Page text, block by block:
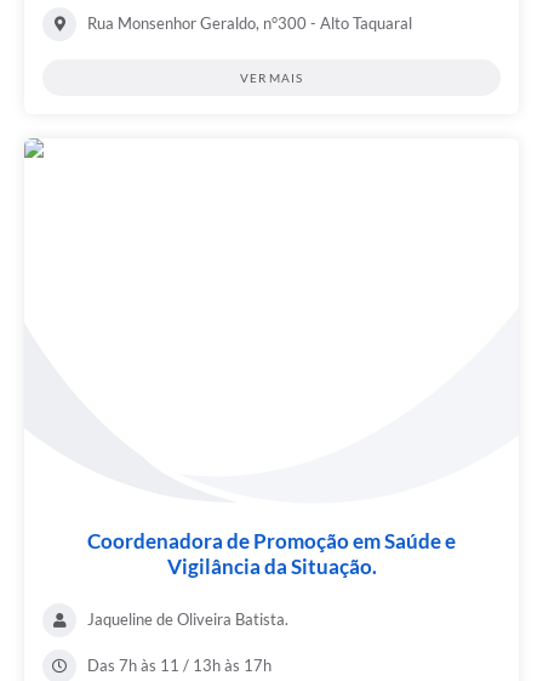
Rua Monsenhor Geraldo, n°300 - Alto Taquaral
VER MAIS
Coordenadora de Promoção em Saúde e
Vigilância da Situação.
Jaqueline de Oliveira Batista.
Das 7h às 11 / 13h às 17h